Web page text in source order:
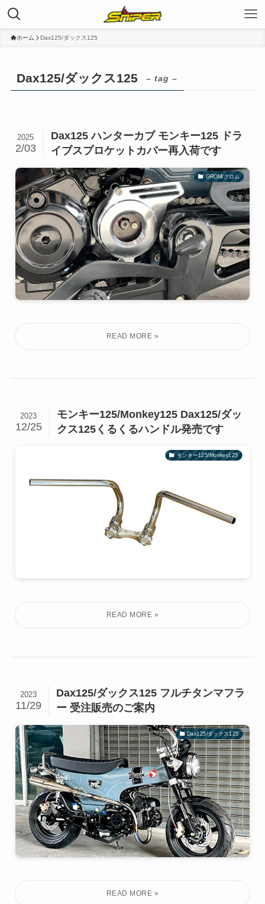
ホーム Dax125/ダックス125
Dax125/ダックス125 – tag –
Dax125 ハンターカブ モンキー125 ドラ
イブスプロケットカバー再入荷です
2025
2/03
GROM/グロム
モンキー125/Monkey125 Dax125/ダッ
クス125くるくるハンドル発売です
2023
12/25
モンキー125/Monkey125
Dax125/ダックス125 フルチタンマフラ
ー 受注販売のご案内
2023
11/29
Dax125/ダックス125